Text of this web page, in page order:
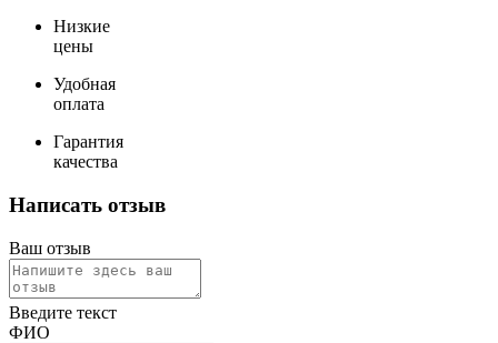
Низкие
цены
Удобная
оплата
Гарантия
качества
Написать отзыв
Ваш отзыв
Введите текст
ФИО